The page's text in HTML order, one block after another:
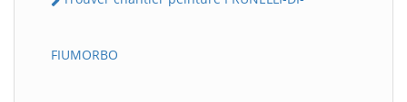
FIUMORBO